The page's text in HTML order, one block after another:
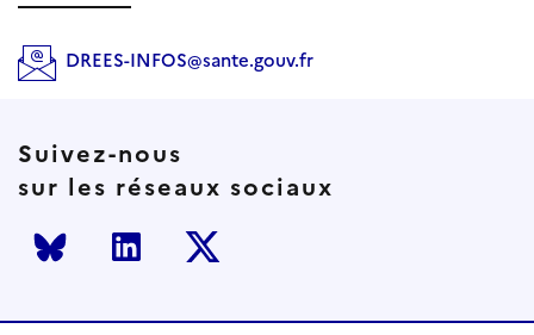
DREES-INFOS@sante.gouv.fr
Suivez-nous
sur les réseaux sociaux
Bluesky LinkedInTwitter